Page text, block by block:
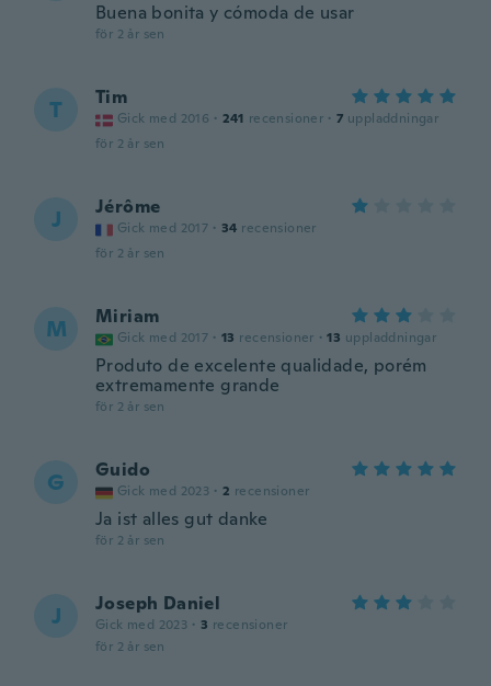
Buena bonita y cómoda de usar
för 2 år sen
T Tim
Gick med 2016 · 241 recensioner · 7 uppladdningar
för 2 år sen
J Jérôme
Gick med 2017 · 34 recensioner
för 2 år sen
M Miriam
Gick med 2017 · 13 recensioner · 13 uppladdningar
Produto de excelente qualidade, porém
extremamente grande
för 2 år sen
G Guido
Gick med 2023 · 2 recensioner
Ja ist alles gut danke
för 2 år sen
J Joseph Daniel
Gick med 2023 · 3 recensioner
för 2 år sen